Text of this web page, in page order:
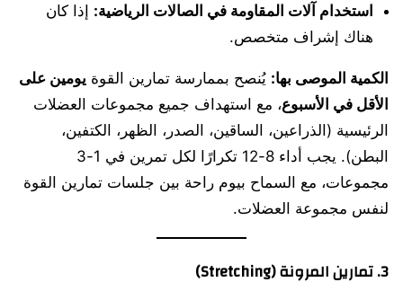
استخدام آلات المقاومة في الصالات الرياضية: إذا كان
هناك إشراف متخصص.
الكمية الموصى بها: يُنصح بممارسة تمارين القوة يومين على
الأقل في الأسبوع، مع استهداف جميع مجموعات العضلات
الرئيسية (الذراعين، الساقين، الصدر، الظهر، الكتفين،
البطن). يجب أداء 8-12 تكرارًا لكل تمرين في 1-3
مجموعات، مع السماح بيوم راحة بين جلسات تمارين القوة
لنفس مجموعة العضلات.
3. تمارين المرونة (Stretching)